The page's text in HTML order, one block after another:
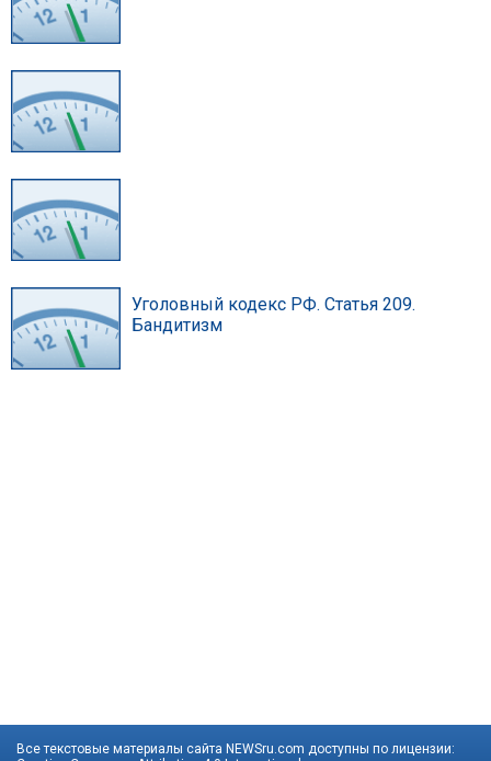
Уголовный кодекс РФ. Статья 209.
Бандитизм
Все текстовые материалы сайта NEWSru.com доступны по лицензии: